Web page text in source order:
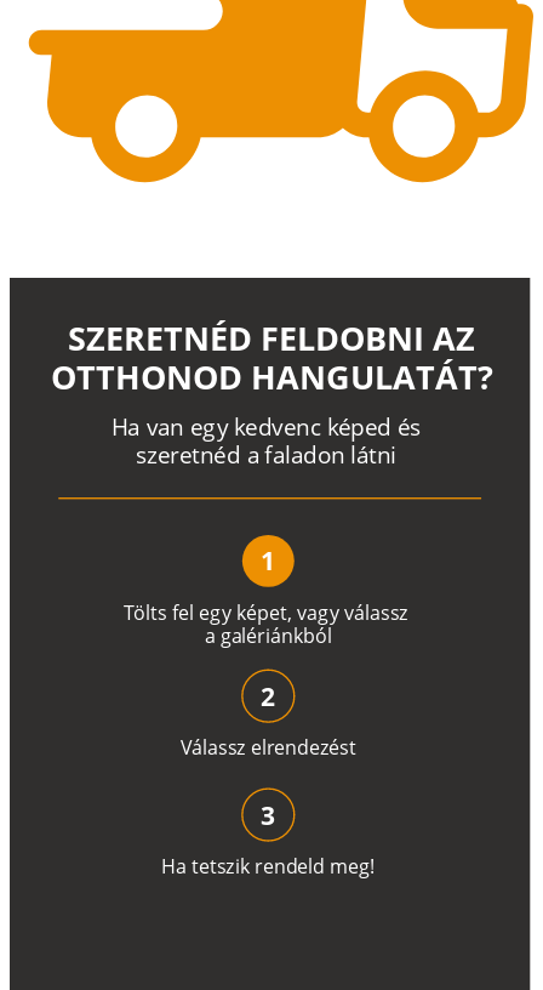
Tölts fel egy képet, vagyválassz
a galériánkból
Ha van egy kedvenc képed és
szeretnéd a faladon látni
SZERETNÉD FELDOBNI AZ
OTTHONOD HANGULATÁT?
1
Válassz elrendezést
2
Ha tetszik rendeld meg!
3